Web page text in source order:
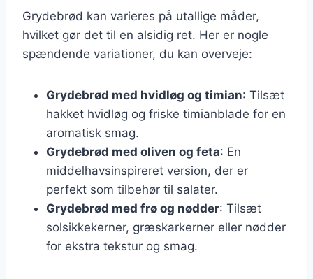
Grydebrød kan varieres på utallige måder,
hvilket gør det til en alsidig ret. Her er nogle
spændende variationer, du kan overveje:
Grydebrød med hvidløg og timian: Tilsæt
hakket hvidløg og friske timianblade for en
aromatisk smag.
Grydebrød med oliven og feta: En
middelhavsinspireret version, der er
perfekt som tilbehør til salater.
Grydebrød med frø og nødder: Tilsæt
solsikkekerner, græskarkerner eller nødder
for ekstra tekstur og smag.